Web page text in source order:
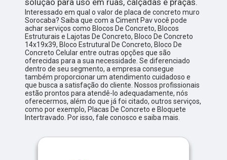
Interessado em qual o valor de placa de concreto muro
Sorocaba? Saiba que com a Ciment Pav você pode
achar serviços como Blocos De Concreto, Blocos
Estruturais e Lajotas De Concreto, Bloco De Concreto
14x19x39, Bloco Estrutural De Concreto, Bloco De
Concreto Celular entre outras opções que são
oferecidas para a sua necessidade. Se diferenciado
dentro de seu segmento, a empresa consegue
também proporcionar um atendimento cuidadoso e
que busca a satisfação do cliente. Nossos profissionais
estão prontos para atendê-lo adequadamente, nós
oferecermos, além do que já foi citado, outros serviços,
como por exemplo, Placas De Concreto e Bloquete
Intertravado. Por isso, fale conosco e saiba mais.